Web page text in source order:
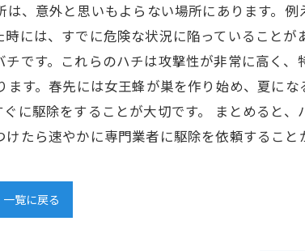
、意外と思いもよらない場所にあります。
には、すでに危険な状況に陥っていることが
です。これらのハチは攻撃性が非常に高く
す。春先には女王蜂が巣を作り始め、夏に
に駆除をすることが大切です。 まとめると、
たら速やかに専門業者に駆除を依頼すること
一覧に戻る